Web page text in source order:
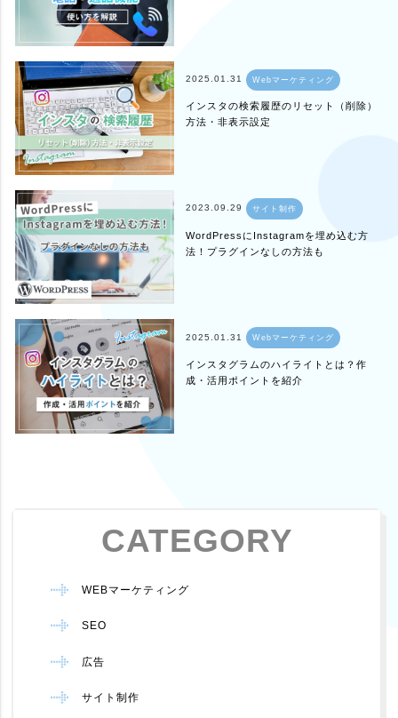
2025.01.31 Webマーケティング
インスタの検索履歴のリセット（削除）
方法・非表示設定
2023.09.29 サイト制作
WordPressにInstagramを埋め込む方
法！プラグインなしの方法も
2025.01.31 Webマーケティング
インスタグラムのハイライトとは？作
成・活用ポイントを紹介
CATEGORY
WEBマーケティング
SEO
広告
サイト制作